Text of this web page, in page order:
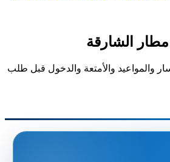
الشارقة
والمواعيد والأمتعة والدخول قبل طلب